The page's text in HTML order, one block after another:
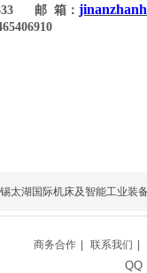
邮 箱：
太湖国际机床及智能工业装
商务合作 联系我们
QQ